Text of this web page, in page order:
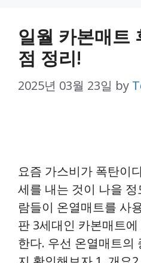
일월 카본매트
점 정리!
2025년 03월 23일 by
요즘 가스비가 폭탄이
세를 내는 것이 나을
람들이 온열매트를 사
판 3세대인 카본매트
한다. 우선 온열매트의